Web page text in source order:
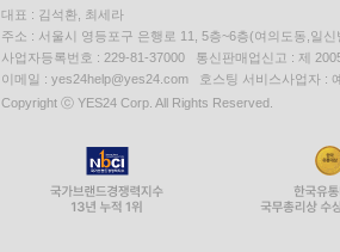
대표 : 김석환, 최세라
주소 : 서울시 영등포구 은행로 11, 5층~6층(여의도동,일신
사업자등록번호 : 229-81-37000 통신판매업신고 : 제
이메일 : yes24help@yes24.com 호스팅 서비스사업자 :
Copyright ⓒ YES24 Corp. All Rights Reserved.